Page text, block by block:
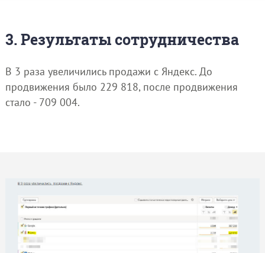
3. Результаты сотрудничества
В 3 раза увеличились продажи с Яндекс. До
продвижения было 229 818, после продвижения
стало - 709 004.